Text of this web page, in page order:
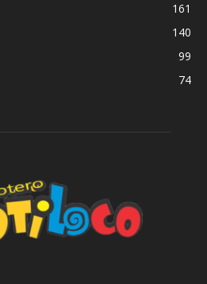
161
140
99
74